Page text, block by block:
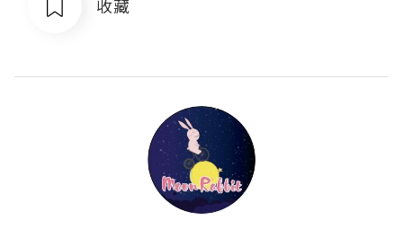
收藏